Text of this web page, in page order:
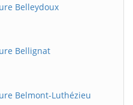
Belleydoux
Bellignat
Belmont-Luthézieu